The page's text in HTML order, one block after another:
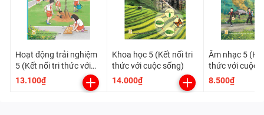
Hoạt động trải nghiệm
5 (Kết nối tri thức với
cuộc sống)
13.100₫
Khoa học 5 (Kết nối tri
thức với cuộc sống)
14.000₫
Âm nhạc 5
thức với cuộc
8.500₫